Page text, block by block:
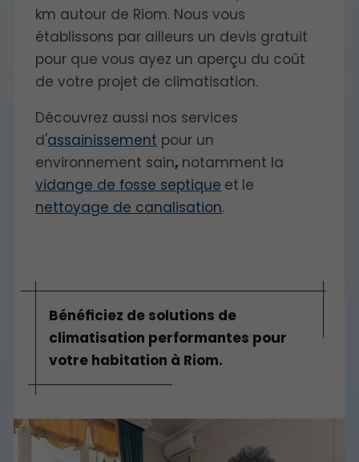
km autour de Riom. Nous vous
établissons par ailleurs un devis gratuit
pour que vous ayez un aperçu du coût
de votre projet de climatisation.
Découvrez aussi nos services
d'assainissement pour un
environnement sain, notamment la
vidange de fosse septique et le
nettoyage de canalisation.
Bénéficiez de solutions de
climatisation performantes pour
votre habitation à Riom.